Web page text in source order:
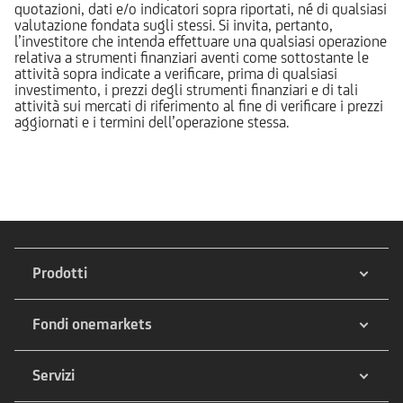
quotazioni, dati e/o indicatori sopra riportati, né di qualsiasi
valutazione fondata sugli stessi. Si invita, pertanto,
l’investitore che intenda effettuare una qualsiasi operazione
relativa a strumenti finanziari aventi come sottostante le
attività sopra indicate a verificare, prima di qualsiasi
investimento, i prezzi degli strumenti finanziari e di tali
attività sui mercati di riferimento al fine di verificare i prezzi
aggiornati e i termini dell’operazione stessa.
Prodotti
Fondi onemarkets
Servizi